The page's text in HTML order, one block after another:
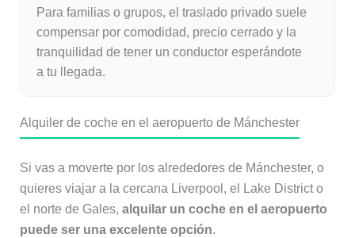
Para familias o grupos, el traslado privado suele
compensar por comodidad, precio cerrado y la
tranquilidad de tener un conductor esperándote
a tu llegada.
Alquiler de coche en el aeropuerto de Mánchester
Si vas a moverte por los alrededores de Mánchester, o
quieres viajar a la cercana Liverpool, el Lake District o
el norte de Gales, alquilar un coche en el aeropuerto
puede ser una excelente opción.